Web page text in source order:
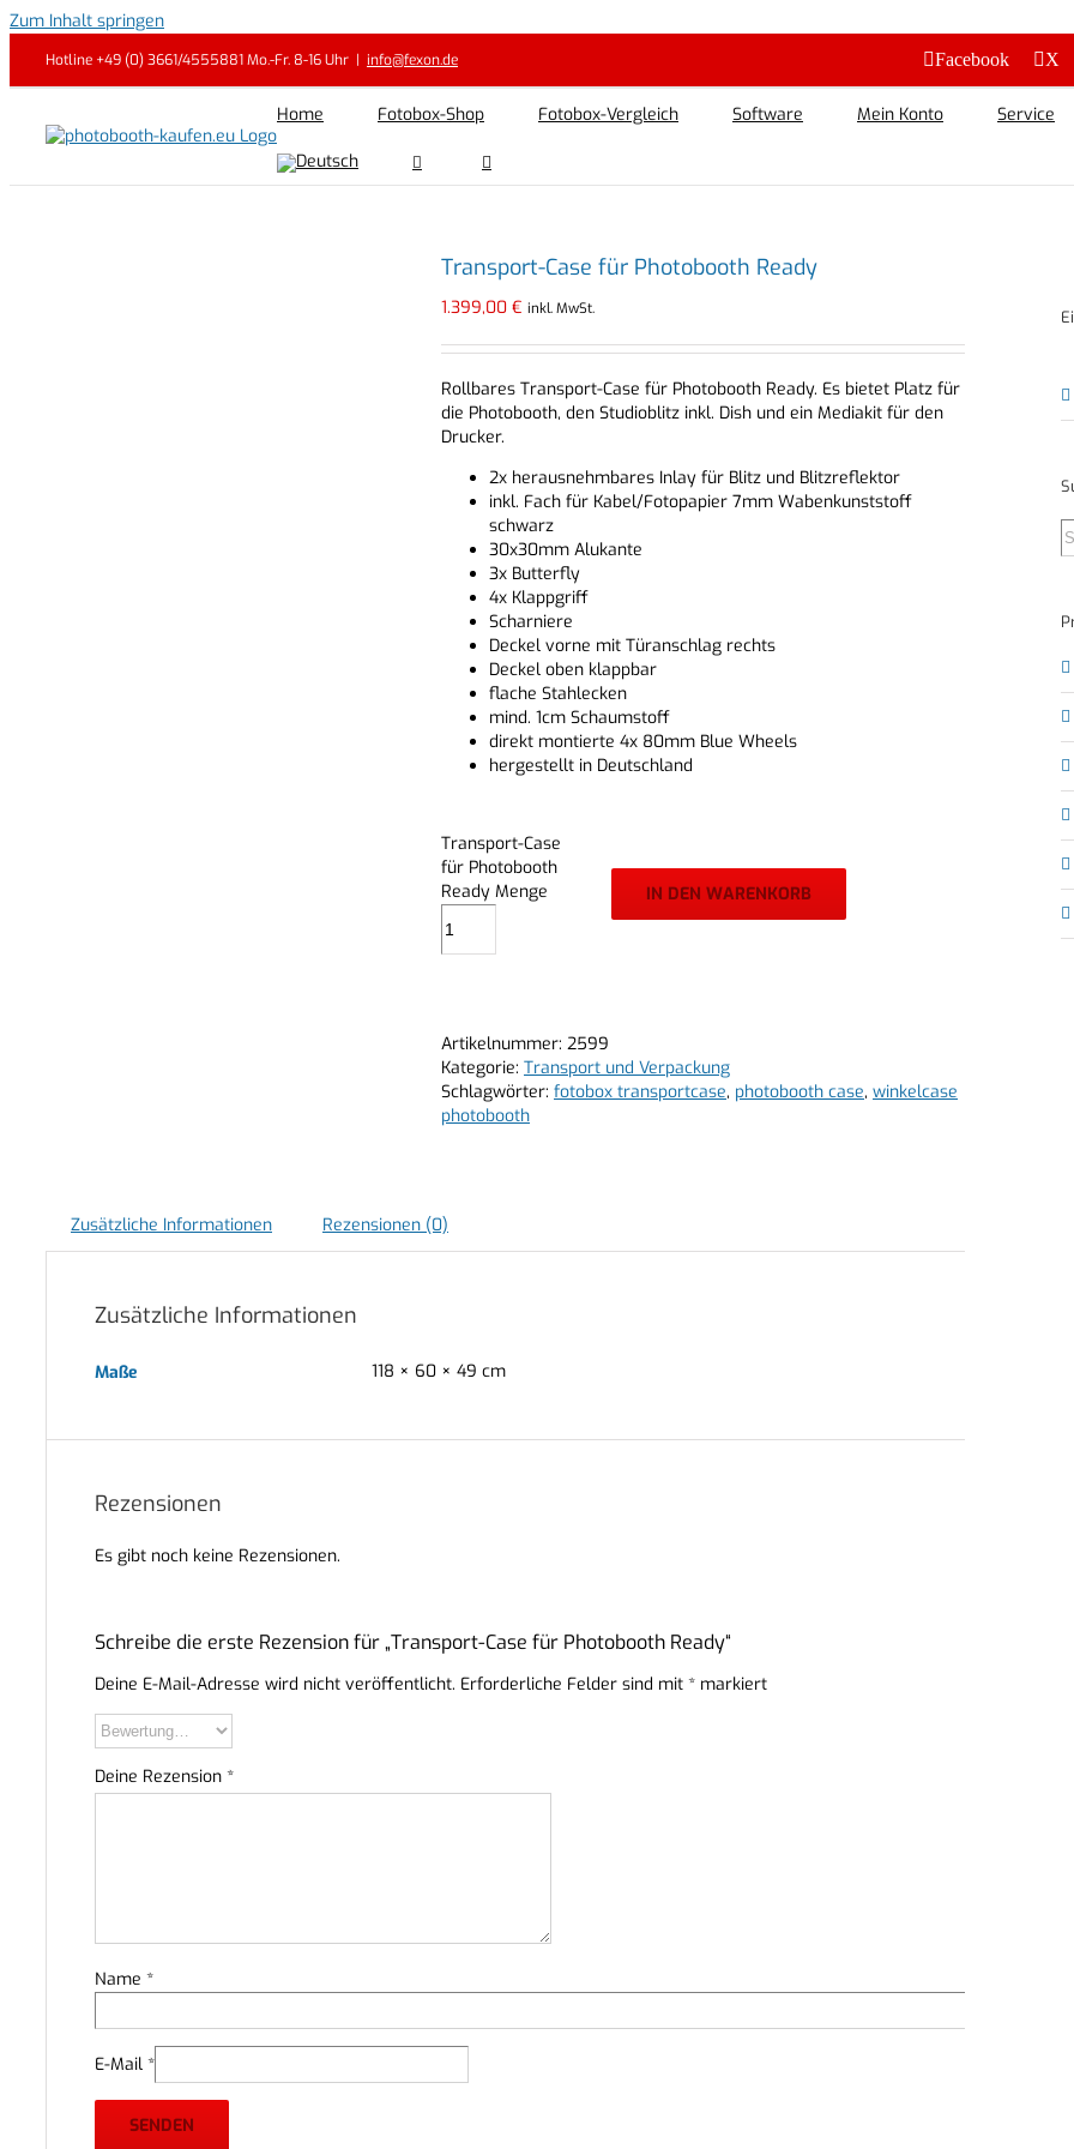
Zum Inhalt springen
Hotline +49 (0) 3661/4555881 Mo.-Fr. 8-16 Uhr | info@fexon.de Facebook X
Home Fotobox-Shop Fotobox-Vergleich Software Mein Konto Service
Transport-Case für Photobooth Ready
1.399,00 € inkl. MwSt.
Rollbares Transport-Case für Photobooth Ready. Es bietet Platz für
die Photobooth, den Studioblitz inkl. Dish und ein Mediakit für den
Drucker.
2x herausnehmbares Inlay für Blitz und Blitzreflektor
inkl. Fach für Kabel/Fotopapier 7mm Wabenkunststoff
schwarz
30x30mm Alukante
3x Butterfly
4x Klappgriff
Scharniere
Deckel vorne mit Türanschlag rechts
Deckel oben klappbar
flache Stahlecken
mind. 1cm Schaumstoff
direkt montierte 4x 80mm Blue Wheels
hergestellt in Deutschland
Transport-Case
für Photobooth
Ready Menge
IN DEN WARENKORB
Artikelnummer: 2599
Kategorie: Transport und Verpackung
Schlagwörter: fotobox transportcase, photobooth case, winkelcase
photobooth
Zusätzliche Informationen Rezensionen (0)
Zusätzliche Informationen
Maße 118 × 60 × 49 cm
Rezensionen
Es gibt noch keine Rezensionen.
Schreibe die erste Rezension für „Transport-Case für Photobooth Ready“
Deine E-Mail-Adresse wird nicht veröffentlicht. Erforderliche Felder sind mit * markiert
Deine Rezension *
Name *
E-Mail *